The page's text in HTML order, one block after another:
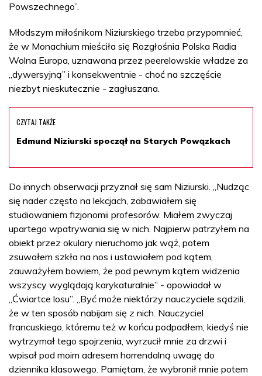
Powszechnego”.
Młodszym miłośnikom Niziurskiego trzeba przypomnieć,
że w Monachium mieściła się Rozgłośnia Polska Radia
Wolna Europa, uznawana przez peerelowskie władze za
„dywersyjną” i konsekwentnie - choć na szczęście
niezbyt nieskutecznie - zagłuszana.
CZYTAJ TAKŻE
Edmund Niziurski spoczął na Starych Powązkach
Do innych obserwacji przyznał się sam Niziurski. „Nudząc
się nader często na lekcjach, zabawiałem się
studiowaniem fizjonomii profesorów. Miałem zwyczaj
upartego wpatrywania się w nich. Najpierw patrzyłem na
obiekt przez okulary nieruchomo jak wąż, potem
zsuwałem szkła na nos i ustawiałem pod kątem,
zauważyłem bowiem, że pod pewnym kątem widzenia
wszyscy wyglądają karykaturalnie” - opowiadał w
„Ćwiartce losu”. „Być może niektórzy nauczyciele sądzili,
że w ten sposób nabijam się z nich. Nauczyciel
francuskiego, któremu też w końcu podpadłem, kiedyś nie
wytrzymał tego spojrzenia, wyrzucił mnie za drzwi i
wpisał pod moim adresem horrendalną uwagę do
dziennika klasowego. Pamiętam, że wybronił mnie potem